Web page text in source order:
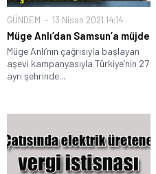
GÜNDEM 13 Nisan 2021 14:14
Müge Anlı’dan Samsun’a müjde
Müge Anlı’nın çağrısıyla başlayan
aşevi kampanyasıyla Türkiye’nin 27
ayrı şehrinde...